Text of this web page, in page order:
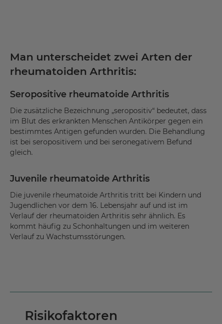
Man unterscheidet zwei Arten der
rheumatoiden Arthritis:
Seropositive rheumatoide Arthritis
Die zusätzliche Bezeichnung „seropositiv“ bedeutet, dass
im Blut des erkrankten Menschen Antikörper gegen ein
bestimmtes Antigen gefunden wurden. Die Behandlung
ist bei seropositivem und bei seronegativem Befund
gleich.
Juvenile rheumatoide Arthritis
Die juvenile rheumatoide Arthritis tritt bei Kindern und
Jugendlichen vor dem 16. Lebensjahr auf und ist im
Verlauf der rheumatoiden Arthritis sehr ähnlich. Es
kommt häufig zu Schonhaltungen und im weiteren
Verlauf zu Wachstumsstörungen.
Risikofaktoren